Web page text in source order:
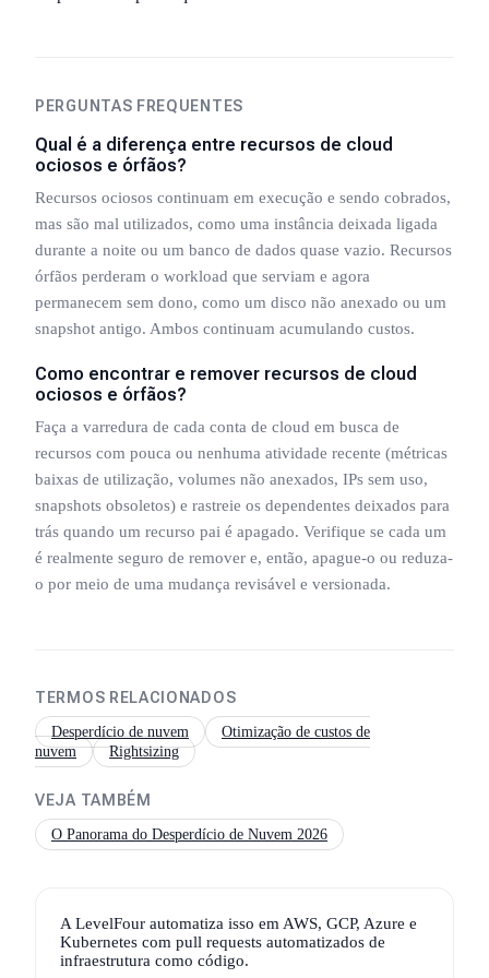
PERGUNTAS FREQUENTES
Qual é a diferença entre recursos de cloud
ociosos e órfãos?
Recursos ociosos continuam em execução e sendo cobrados,
mas são mal utilizados, como uma instância deixada ligada
durante a noite ou um banco de dados quase vazio. Recursos
órfãos perderam o workload que serviam e agora
permanecem sem dono, como um disco não anexado ou um
snapshot antigo. Ambos continuam acumulando custos.
Como encontrar e remover recursos de cloud
ociosos e órfãos?
Faça a varredura de cada conta de cloud em busca de
recursos com pouca ou nenhuma atividade recente (métricas
baixas de utilização, volumes não anexados, IPs sem uso,
snapshots obsoletos) e rastreie os dependentes deixados para
trás quando um recurso pai é apagado. Verifique se cada um
é realmente seguro de remover e, então, apague-o ou reduza-
o por meio de uma mudança revisável e versionada.
TERMOS RELACIONADOS
Desperdício de nuvem
Otimização de custos de
nuvem
Rightsizing
VEJA TAMBÉM
O Panorama do Desperdício de Nuvem 2026
A LevelFour automatiza isso em AWS, GCP, Azure e
Kubernetes com pull requests automatizados de
infraestrutura como código.